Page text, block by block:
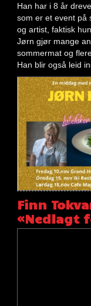
Han har i 8 år
som er et event på
og artist, faktisk
Jørn gjør mange
sommermat og
Han blir også leid
Finn
«Nedlagt